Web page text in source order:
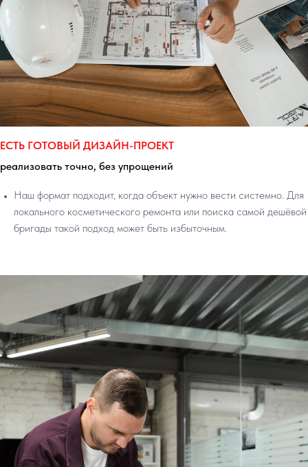
ЕСТЬ ГОТОВЫЙ ДИЗАЙН-ПРОЕКТ
реализовать точно, без упрощений
Наш формат подходит, когда объект нужно вести системно. Для
локального косметического ремонта или поиска самой дешёвой
бригады такой подход может быть избыточным.